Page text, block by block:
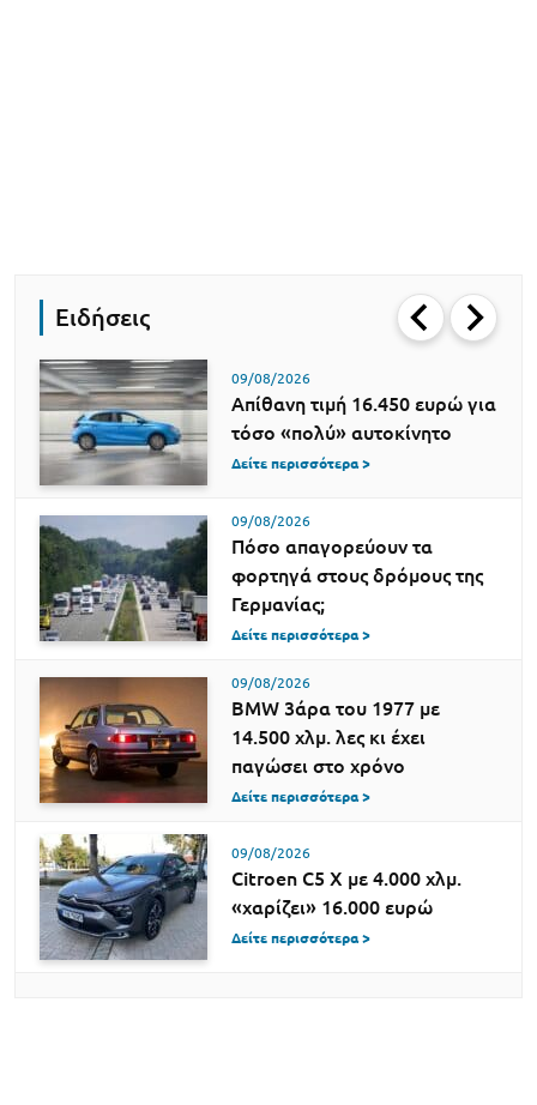
Ειδήσεις
09/08/2026
Απίθανη τιμή 16.450 ευρώ για
τόσο «πολύ» αυτοκίνητο
Δείτε περισσότερα >
09/08/2026
Πόσο απαγορεύουν τα
φορτηγά στους δρόμους της
Γερμανίας;
Δείτε περισσότερα >
09/08/2026
BMW 3άρα του 1977 με
14.500 χλμ. λες κι έχει
παγώσει στο χρόνο
Δείτε περισσότερα >
09/08/2026
Citroen C5 X με 4.000 χλμ.
«χαρίζει» 16.000 ευρώ
Δείτε περισσότερα >